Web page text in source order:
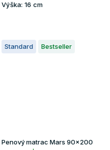
Výška: 16 cm
Standard Bestseller
Penový matrac Mars 90x200